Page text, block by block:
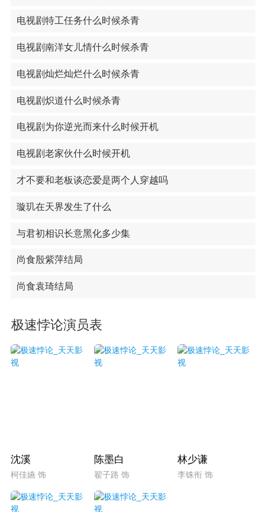
电视剧特工任务什么时候杀青
电视剧南洋女儿情什么时候杀青
电视剧灿烂灿烂什么时候杀青
电视剧炽道什么时候杀青
电视剧为你逆光而来什么时候开机
电视剧老家伙什么时候开机
才不要和老板谈恋爱是两个人穿越吗
璇玑在天界发生了什么
与君初相识长意黑化多少集
尚食殷紫萍结局
尚食袁琦结局
极速悖论演员表
沈溪
柯佳嬿 饰
陈墨白
翟子路 饰
林少谦
李铢衔 饰